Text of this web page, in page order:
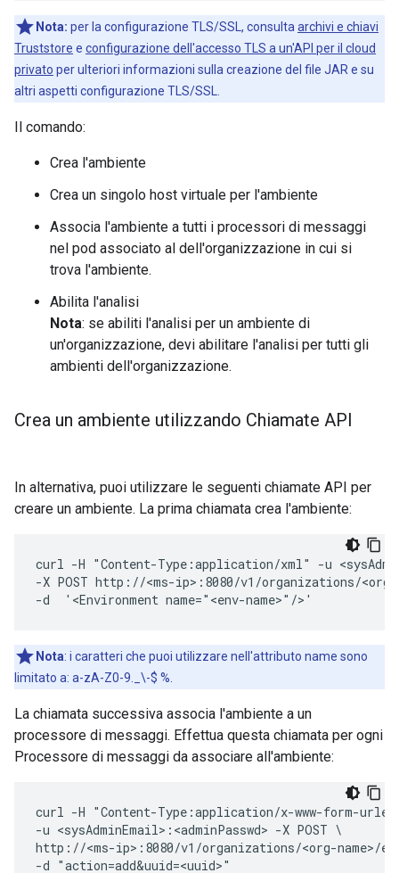
Nota: per la configurazione TLS/SSL, consulta archivi e chiavi
Truststore e configurazione dell'accesso TLS a un'API per il cloud
privato per ulteriori informazioni sulla creazione del file JAR e su
altri aspetti configurazione TLS/SSL.
Il comando:
Crea l'ambiente
Crea un singolo host virtuale per l'ambiente
Associa l'ambiente a tutti i processori di messaggi
nel pod associato al dell'organizzazione in cui si
trova l'ambiente.
Abilita l'analisi
Nota: se abiliti l'analisi per un ambiente di
un'organizzazione, devi abilitare l'analisi per tutti gli
ambienti dell'organizzazione.
Crea un ambiente utilizzando Chiamate API
In alternativa, puoi utilizzare le seguenti chiamate API per
creare un ambiente. La prima chiamata crea l'ambiente:
curl -H "Content-Type:application/xml" -u
-X POST http://<ms-ip>:8080/v1/organizations/<org-
-d  '<Environment name="<env-name>"/>'
Nota: i caratteri che puoi utilizzare nell'attributo name sono
limitato a: a-zA-Z0-9._\-$ %.
La chiamata successiva associa l'ambiente a un
processore di messaggi. Effettua questa chiamata per ogni
Processore di messaggi da associare all'ambiente:
curl -H "Content-Type:application/x-www-form-
-u <sysAdminEmail>:<adminPasswd> -X POST \
http://<ms-ip>:8080/v1/organizations/<org-name>/
-d "action=add&uuid=<uuid>"